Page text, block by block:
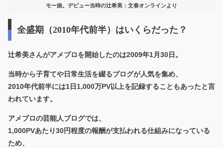
モー娘。デビュー当時の辻希美：文春オンラインより
全盛期（2010年代前半）はいくらだった？
辻希美さんがアメブロを開始したのは2009年1月30日 。
当時から子育てや日常生活を綴るブログが人気を集め、
2010年代前半には1日1,000万PV以上を記録することもあったと言
われています。
アメブロの芸能人ブログでは、
1,000PVあたり30円程度の報酬が支払われる仕組みになっている
ため、